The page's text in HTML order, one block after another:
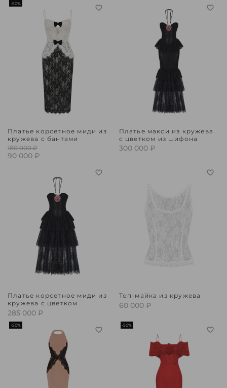
-50%
Платье корсетное миди из
кружева с бантами
180 000 ₽
90 000 ₽
Платье макси из кружева
с цветком из шифона
300 000 ₽
Платье корсетное миди из
кружева с цветком
285 000 ₽
Топ-майка из кружева
60 000 ₽
-50% -50%